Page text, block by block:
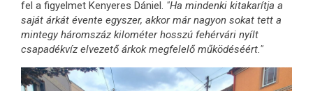
fel a figyelmet Kenyeres Dániel. "Ha mindenki kitakarítja a
saját árkát évente egyszer, akkor már nagyon sokat tett a
mintegy háromszáz kilométer hosszú fehérvári nyílt
csapadékvíz elvezető árkok megfelelő működéséért."